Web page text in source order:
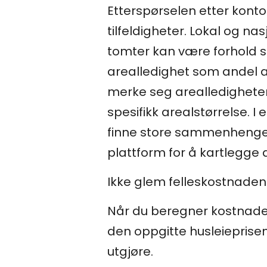
Etterspørselen etter
tilfeldigheter. Lokal og
tomter kan være forhold
arealledighet som andel
merke seg
spesifikk arealstørrelse. I
finne store
plattform for å kartlegge
Ikke glem
Når du beregner
den oppgitte
utgjøre.